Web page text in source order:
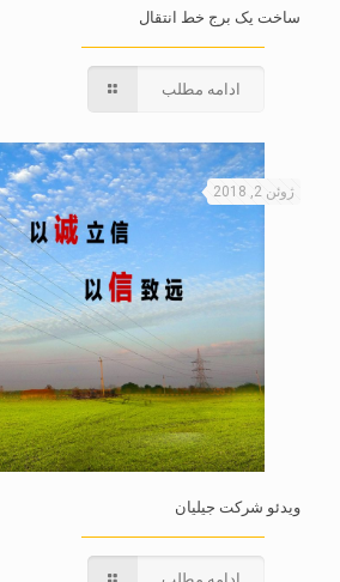
ساخت یک برج خط انتقال
ادامه مطلب
ژوئن 2, 2018
ویدئو شرکت جیلیان